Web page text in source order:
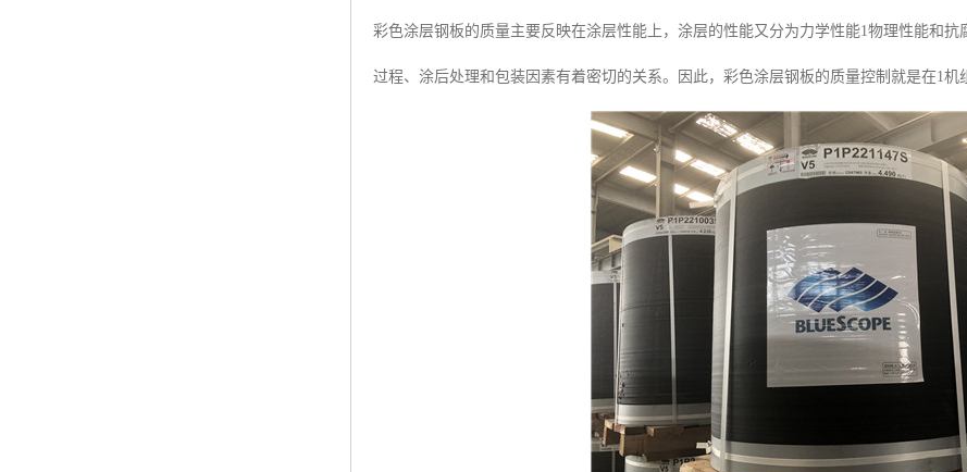
彩色涂层钢板的质量主要反映在涂层性能上，涂层的性能又分为力学性能1物理性能和
过程、涂后处理和包装因素有着密切的关系。因此，彩色涂层钢板的质量控制就是在1机